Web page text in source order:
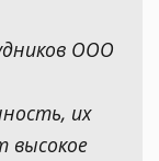
ООО
их
высокое